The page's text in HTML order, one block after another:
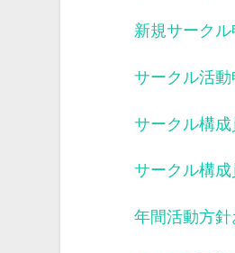
新規サーク
サークル活
サークル構
サークル構
年間活動方